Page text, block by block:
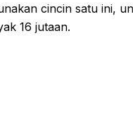
cincin satu ini,
16 jutaan.